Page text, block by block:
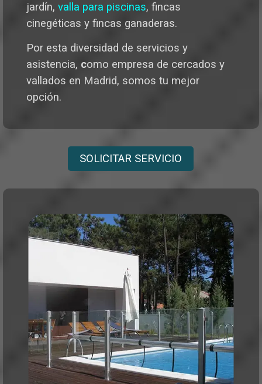
jardín, valla para piscinas, fincas
cinegéticas y fincas ganaderas.
Por esta diversidad de servicios y
asistencia, como empresa de cercados y
vallados en Madrid, somos tu mejor
opción.
SOLICITAR SERVICIO